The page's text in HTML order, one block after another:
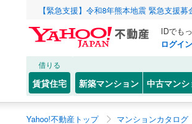
【緊急支援】令和8年熊本地震 緊急支援
IDでも
ログイン
借りる
賃貸住宅 新築マンション 中古マンシ
Yahoo!不動産トップ マンションカタログ